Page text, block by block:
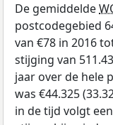
De gemiddelde
postcodegebied
van €78 in 2016
stijging van
jaar over de hele
was €44.325
in de tijd volgt